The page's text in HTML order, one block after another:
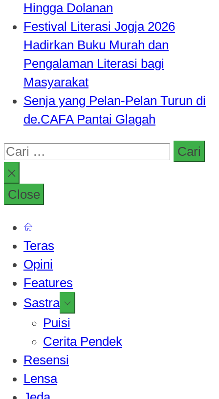
Hingga Dolanan
Festival Literasi Jogja 2026
Hadirkan Buku Murah dan
Pengalaman Literasi bagi
Masyarakat
Senja yang Pelan-Pelan Turun di
de.CAFA Pantai Glagah
Cari
untuk:
Close
Teras
Opini
Features
Sastra Show
sub
menu
Puisi
Cerita Pendek
Resensi
Lensa